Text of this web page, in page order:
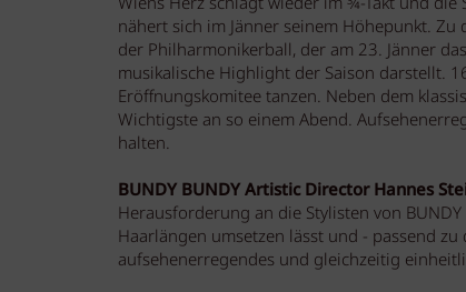
nähert sich im Jänner seinem Höhepunkt. Zu
der Philharmonikerball, der am 23. Jänner
musikalische Highlight der Saison darstellt.
Eröffnungskomitee tanzen. Neben dem
Wichtigste an so einem Abend.
halten.
BUNDY BUNDY Artistic Director Hannes
Herausforderung an die Stylisten von
Haarlängen umsetzen lässt und - passend
aufsehenerregendes und gleichzeitig